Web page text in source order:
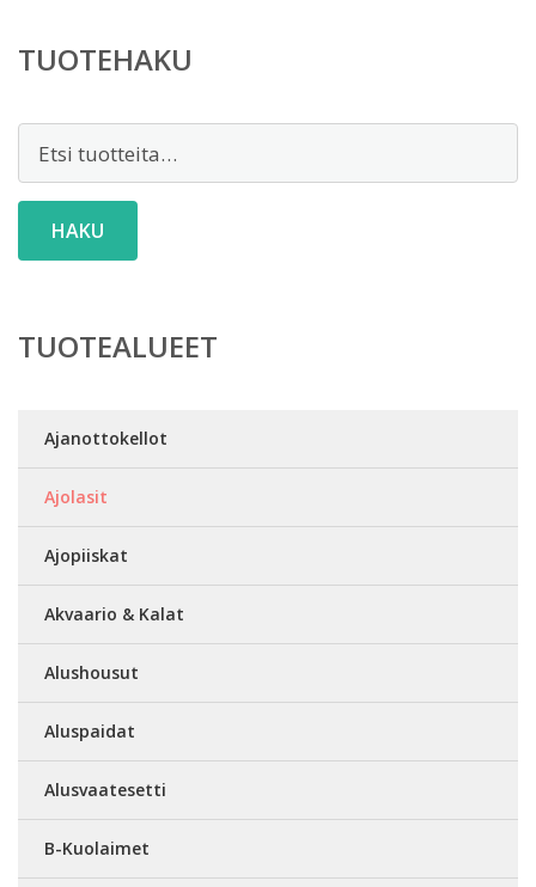
TUOTEHAKU
HAKU
TUOTEALUEET
Ajanottokellot
Ajolasit
Ajopiiskat
Akvaario & Kalat
Alushousut
Aluspaidat
Alusvaatesetti
B-Kuolaimet